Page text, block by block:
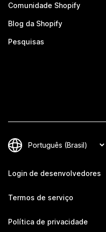
Comunidade Shopify
Blog da Shopify
Pesquisas
Login de desenvolvedores
Termos de serviço
Política de privacidade